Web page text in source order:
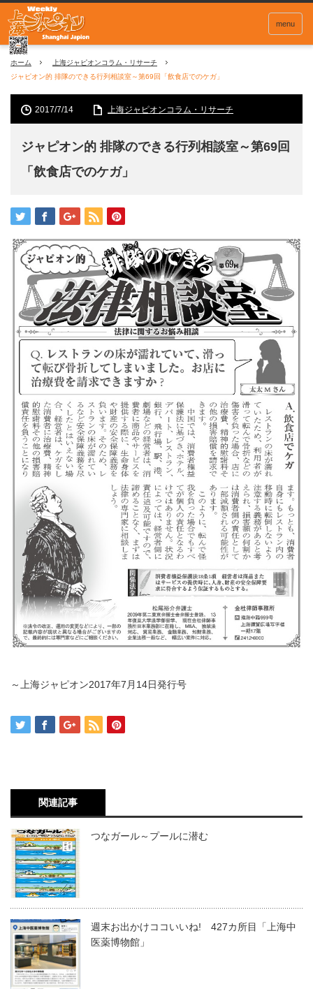
menu
ホーム
上海ジャピオンコラム・リサーチ
ジャピオン的 排隊のできる行列相談室～第69回「飲食店でのケガ」
2017/7/14 上海ジャピオンコラム・リサーチ
ジャピオン的 排隊のできる行列相談室～第69回
「飲食店でのケガ」
～上海ジャピオン2017年7月14日発行号
関連記事
つなガール～プールに潜む
週末お出かけココいいね! 427カ所目「上海中
医薬博物館」